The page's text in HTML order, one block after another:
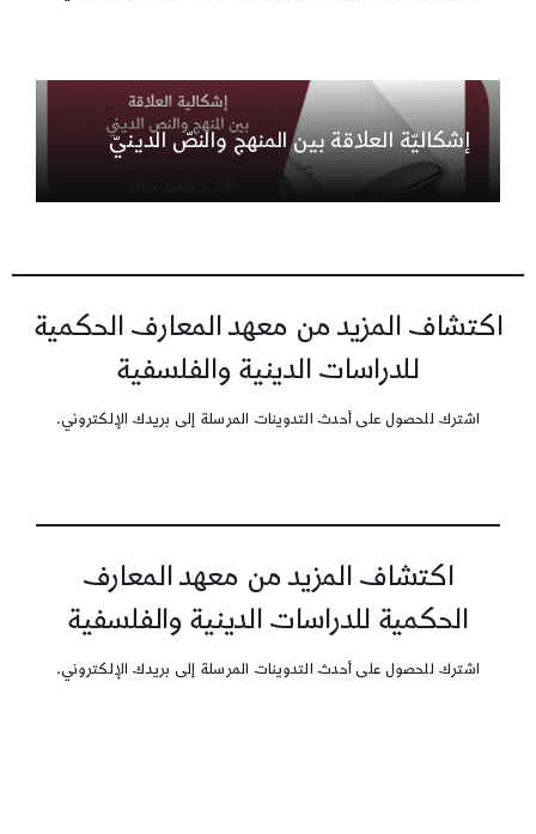
إشكاليّة العلاقة بين المنهج والنصّ الدينيّ
اكتشاف المزيد من معهد المعارف الحكمية
للدراسات الدينية والفلسفية
اشترك للحصول على أحدث التدوينات المرسلة إلى بريدك الإلكتروني.
اكتشاف المزيد من معهد المعارف
الحكمية للدراسات الدينية والفلسفية
اشترك للحصول على أحدث التدوينات المرسلة إلى بريدك الإلكتروني.